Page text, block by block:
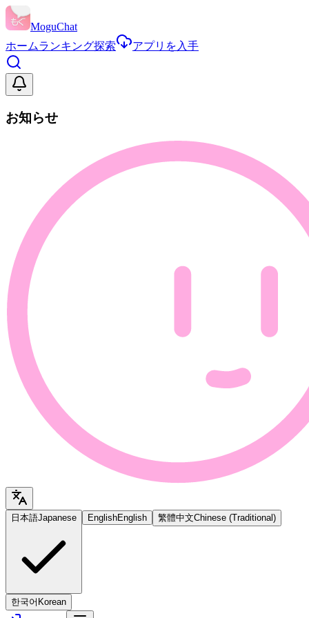
MoguChat
ホームランキング探索 アプリを入手
お知らせ
日本語Japanese EnglishEnglish 繁體中文Chinese (Traditional)
한국어 Korean